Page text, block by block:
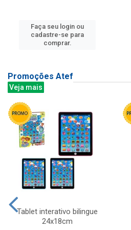
Faça seu login ou
cadastre-se para
comprar.
Promoções Atef
Veja mais
Tablet interativo bilingue
24x18cm